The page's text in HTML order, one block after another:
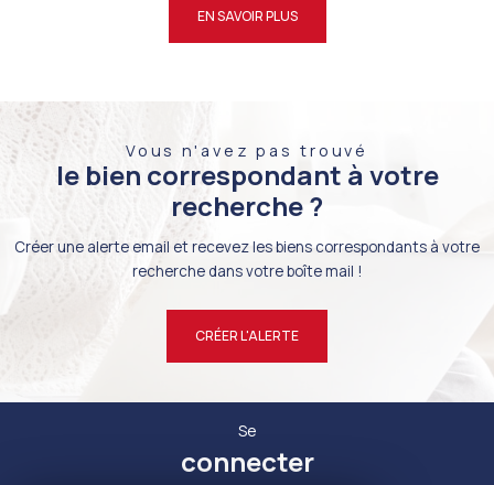
EN SAVOIR PLUS
Vous n'avez pas trouvé
le bien correspondant à votre
recherche ?
Créer une alerte email et recevez les biens correspondants à votre
recherche dans votre boîte mail !
CRÉER L'ALERTE
Se
connecter